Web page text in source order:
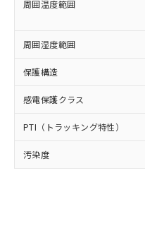
周囲温度範囲
周囲湿度範囲
保護構造
感電保護クラス
PTI（トラッキング特性）
汚染度
正式な納期
様のお取引
ムロン制御
オムロン制
販売
ください。
在庫状況お
事前の承諾な
マイパーツ
ル) (DEHP)(別名：
ルベンジル（BBP）
（DBP） 1000ppm以
(DIBP) 1000ppm以下
フタル酸エステル類の
図的な使用がないこと
※2 対応予定月
部品在庫の切り
月が前後すること
ニル類) : 1000ppm、
DBP(フタル酸ジブチ
イソブチル) :
ル) : 1000ppm、
DEHP(フタル酸ビス
※2 環境保護使用
「ｅ」：有害物質
準値以下である
「10」：通常の
質が外部に漏えい
当社は規制
全に破砕す
いよう必要
ル、化学兵
武器並びに
使用いたしま
当社は、貴
場合は、上記
該第三者に
販売先およ
法に輸出す
○ 一定数
一定数
在庫な
いては
たはお
機器販
認くださ
受注生